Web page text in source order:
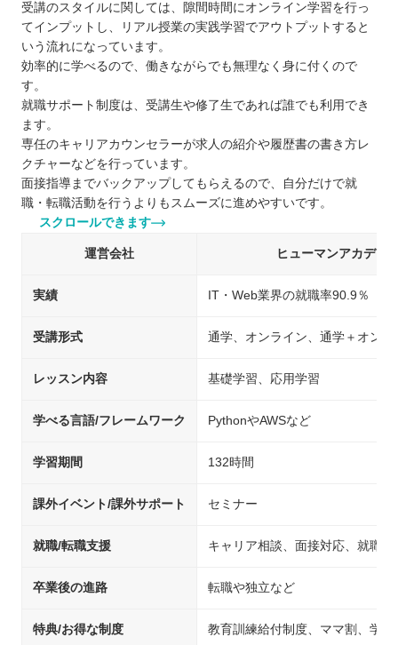
受講のスタイルに関しては、隙間時間にオンライン学習を行っ
てインプットし、リアル授業の実践学習でアウトプットすると
いう流れになっています。
効率的に学べるので、働きながらでも無理なく身に付くので
す。
就職サポート制度は、受講生や修了生であれば誰でも利用でき
ます。
専任のキャリアカウンセラーが求人の紹介や履歴書の書き方レ
クチャーなどを行っています。
面接指導までバックアップしてもらえるので、自分だけで就
職・転職活動を行うよりもスムーズに進めやすいです。
スクロールできます
運営会社 ヒューマンアカデミ
実績 IT・Web業界の就職率90.9％
受講形式 通学、オンライン、通学＋オンラ
レッスン内容 基礎学習、応用学習
学べる言語/フレームワーク PythonやAWSなど
学習期間 132時間
課外イベント/課外サポート セミナー
就職/転職支援 キャリア相談、面接対応、就職先
卒業後の進路 転職や独立など
特典/お得な制度 教育訓練給付制度、ママ割、学